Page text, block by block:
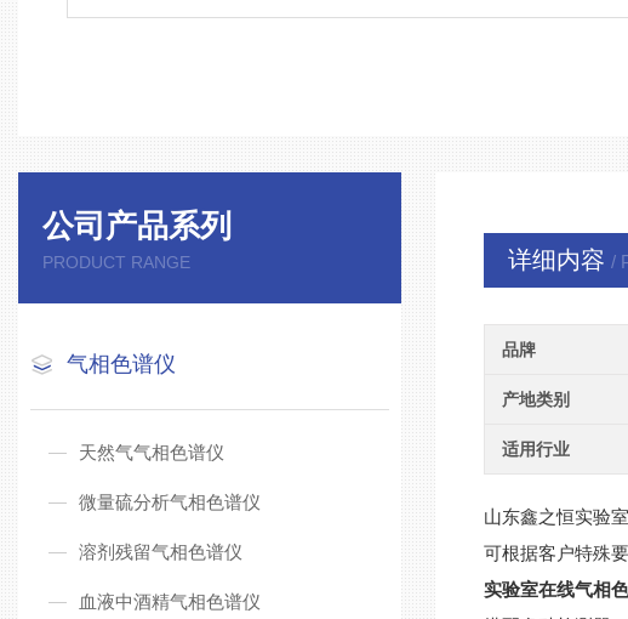
公司产品系列
PRODUCT RANGE
气相色谱仪
天然气气相色谱仪
微量硫分析气相色谱仪
溶剂残留气相色谱仪
血液中酒精气相色谱仪
详细内容 /
品牌
产地类别
适用行业
山东鑫之恒实验
可根据客户特殊
实验室在线气相